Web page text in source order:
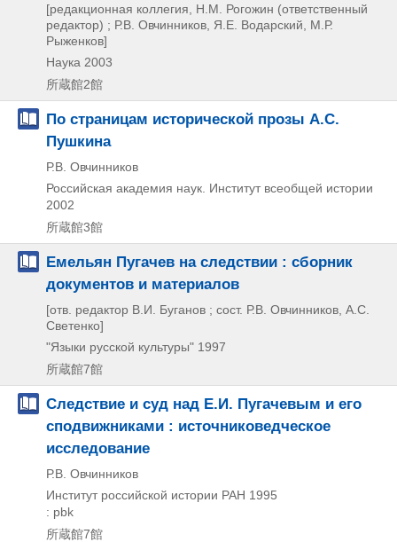
[редакционная коллегия, Н.М. Рогожин (ответственный
редактор) ; Р.В. Овчинников, Я.Е. Водарский, М.Р.
Рыженков]
Наука 2003
所蔵館2館
По страницам исторической прозы А.С.
Пушкина
Р.В. Овчинников
Российская академия наук. Институт всеобщей истории
2002
所蔵館3館
Емельян Пугачев на следствии : сборник
документов и материалов
[отв. редактор В.И. Буганов ; сост. Р.В. Овчинников, А.С.
Светенко]
"Языки русской культуры" 1997
所蔵館7館
Следствие и суд над Е.И. Пугачевым и его
сподвижниками : источниковедческое
исследование
Р.В. Овчинников
Институт российской истории РАН 1995
: pbk
所蔵館7館